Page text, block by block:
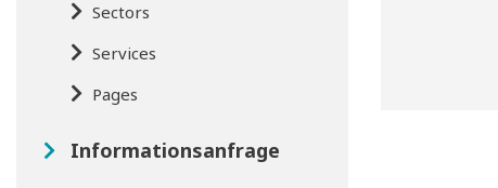
Sectors
Services
Pages
Informationsanfrage